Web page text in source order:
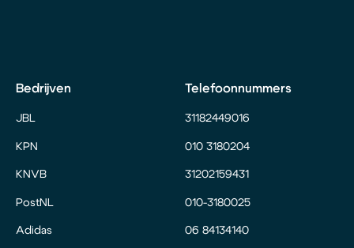
Bedrijven
JBL
KPN
KNVB
PostNL
Adidas
Telefoonnummers
31182449016
010 3180204
31202159431
010-3180025
06 84134140